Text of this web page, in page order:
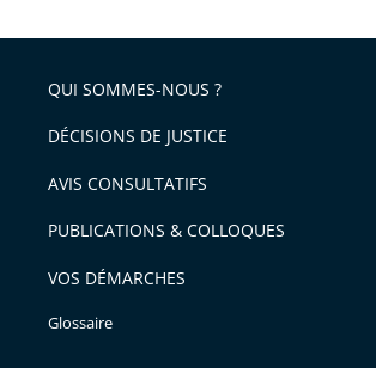
QUI SOMMES-NOUS ?
DÉCISIONS DE JUSTICE
AVIS CONSULTATIFS
PUBLICATIONS & COLLOQUES
VOS DÉMARCHES
Glossaire